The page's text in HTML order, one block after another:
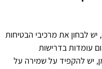
לבחון את מרכיבי הבטיחות
עומדות בדרישות
יש להקפיד על שמירה על